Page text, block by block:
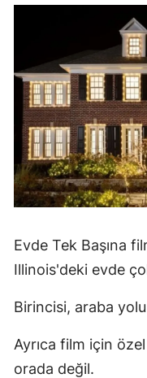
Evde Tek Başına
Illinois'deki evde
Birincisi, araba
Ayrıca film için
orada değil.